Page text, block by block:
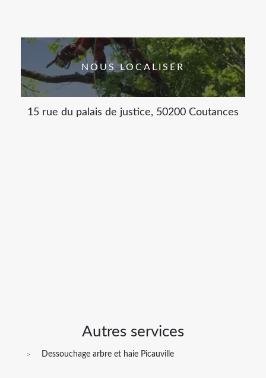
NOUS LOCALISER
15 rue du palais de justice, 50200 Coutances
Autres services
Dessouchage arbre et haie Picauville